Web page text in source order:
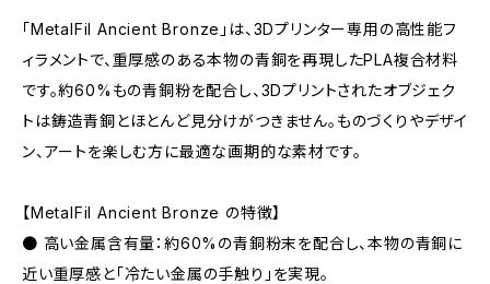
「MetalFil Ancient Bronze」は、3Dプリンター専用の高性能フ
ィラメントで、重厚感のある本物の青銅を再現したPLA複合材料
です。約60%もの青銅粉を配合し、3Dプリントされたオブジェク
トは鋳造青銅とほとんど見分けがつきません。ものづくりやデザイ
ン、アートを楽しむ方に最適な画期的な素材です。
【MetalFil Ancient Bronze の特徴】
● 高い金属含有量：約60%の青銅粉末を配合し、本物の青銅に
近い重厚感と「冷たい金属の手触り」を実現。